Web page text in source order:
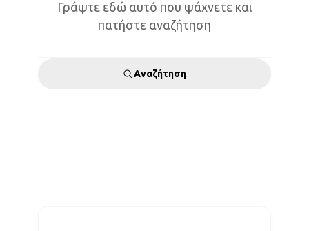
Γράψτε εδώ αυτό που ψάχνετε και
πατήστε αναζήτηση
Αναζήτηση